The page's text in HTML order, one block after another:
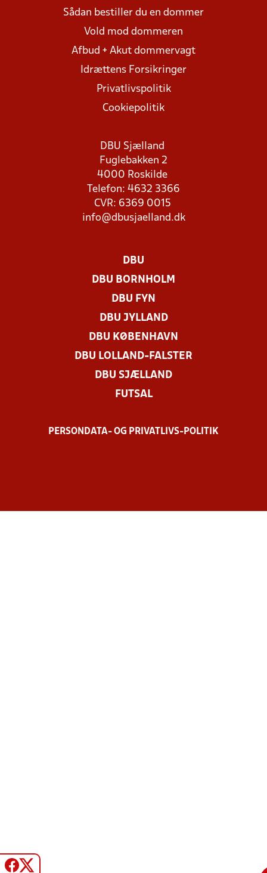
Sådan bestiller du en dommer
Vold mod dommeren
Afbud + Akut dommervagt
Idrættens Forsikringer
Privatlivspolitik
Cookiepolitik
DBU Sjælland
Fuglebakken 2
4000 Roskilde
Telefon: 4632 3366
CVR: 6369 0015
info@dbusjaelland.dk
DBU
DBU BORNHOLM
DBU FYN
DBU JYLLAND
DBU KØBENHAVN
DBU LOLLAND-FALSTER
DBU SJÆLLAND
FUTSAL
PERSONDATA- OG PRIVATLIVS-POLITIK